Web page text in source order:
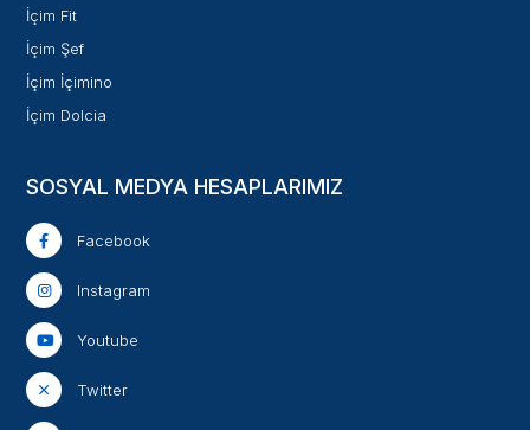
İçim Fit
İçim Şef
İçim İçimino
İçim Dolcia
SOSYAL MEDYA HESAPLARIMIZ
Facebook
Instagram
Youtube
Twitter